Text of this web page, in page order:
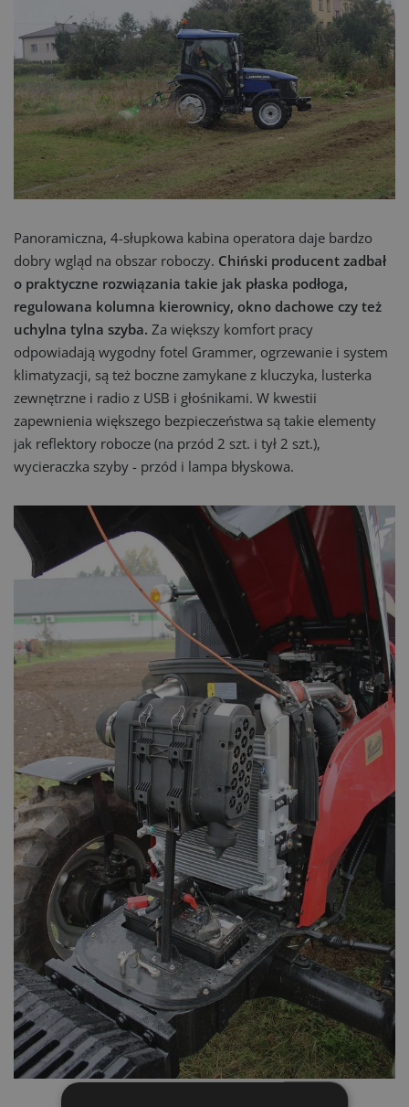
Panoramiczna, 4-słupkowa kabina operatora daje bardzo
dobry wgląd na obszar roboczy. Chiński producent zadbał
o praktyczne rozwiązania takie jak płaska podłoga,
regulowana kolumna kierownicy, okno dachowe czy też
uchylna tylna szyba. Za większy komfort pracy
odpowiadają wygodny fotel Grammer, ogrzewanie i system
klimatyzacji, są też boczne zamykane z kluczyka, lusterka
zewnętrzne i radio z USB i głośnikami. W kwestii
zapewnienia większego bezpieczeństwa są takie elementy
jak reflektory robocze (na przód 2 szt. i tył 2 szt.),
wycieraczka szyby - przód i lampa błyskowa.